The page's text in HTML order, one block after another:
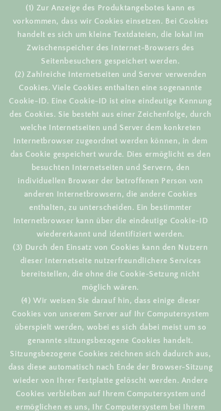
(1) Zur Anzeige des Produktangebotes kann es
vorkommen, dass wir Cookies einsetzen. Bei Cookies
handelt es sich um kleine Textdateien, die lokal im
Zwischenspeicher des Internet-Browsers des
Seitenbesuchers gespeichert werden.
(2) Zahlreiche Internetseiten und Server verwenden
Cookies. Viele Cookies enthalten eine sogenannte
Cookie-ID. Eine Cookie-ID ist eine eindeutige Kennung
des Cookies. Sie besteht aus einer Zeichenfolge, durch
welche Internetseiten und Server dem konkreten
Internetbrowser zugeordnet werden können, in dem
das Cookie gespeichert wurde. Dies ermöglicht es den
besuchten Internetseiten und Servern, den
individuellen Browser der betroffenen Person von
anderen Internetbrowsern, die andere Cookies
enthalten, zu unterscheiden. Ein bestimmter
Internetbrowser kann über die eindeutige Cookie-ID
wiedererkannt und identifiziert werden.
(3) Durch den Einsatz von Cookies kann den Nutzern
dieser Internetseite nutzerfreundlichere Services
bereitstellen, die ohne die Cookie-Setzung nicht
möglich wären.
(4) Wir weisen Sie darauf hin, dass einige dieser
Cookies von unserem Server auf Ihr Computersystem
überspielt werden, wobei es sich dabei meist um so
genannte sitzungsbezogene Cookies handelt.
Sitzungsbezogene Cookies zeichnen sich dadurch aus,
dass diese automatisch nach Ende der Browser-Sitzung
wieder von Ihrer Festplatte gelöscht werden. Andere
Cookies verbleiben auf Ihrem Computersystem und
ermöglichen es uns, Ihr Computersystem bei Ihrem